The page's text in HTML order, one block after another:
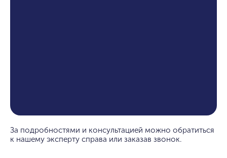
За подробностями и консультацией можно обратиться
к нашему эксперту справа или заказав звонок.